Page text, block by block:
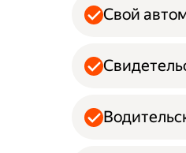
Свой